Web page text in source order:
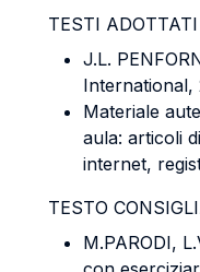
TESTI ADOTTATI
J.L.
International,
Materiale
aula: articoli
internet,
TESTO
M.PARODI,